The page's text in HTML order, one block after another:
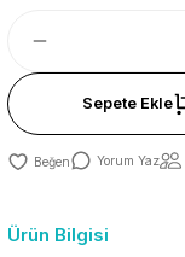
Sepete Ekle
Yorum Yaz
Ürün Bilgisi